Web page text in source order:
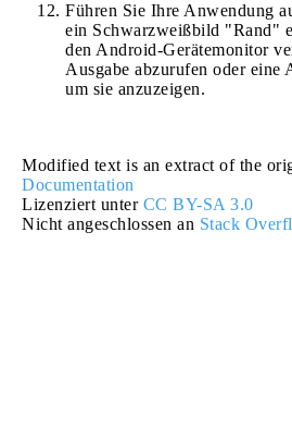
Führen Sie Ihre Anwendung
ein Schwarzweißbild "Rand"
den Android-Gerätemonitor
Ausgabe abzurufen oder eine
um sie anzuzeigen.
Modified text is an extract of the
Documentation
Lizenziert unter CC BY-SA 3.0
Nicht angeschlossen an Stack